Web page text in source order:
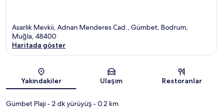
Asarlık Mevkii, Adnan Menderes Cad., Gümbet, Bodrum,
Muğla, 48400
Haritada göster
Yakındakiler Ulaşım Restoranlar
Gümbet Plajı- 2 dk yürüyüş- 0.2 km